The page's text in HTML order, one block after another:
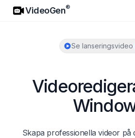
VideoGen
VideoGen®
Se lanseringsvideo
Skapa professionella videor på